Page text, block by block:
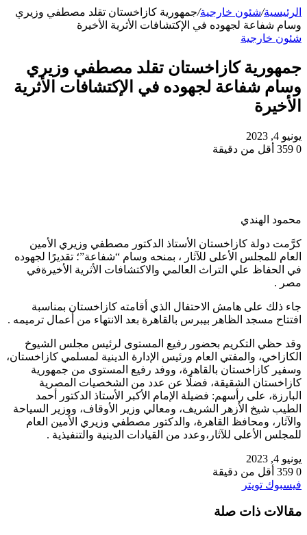
الرئيسية/شئون خارجية/جمهورية كازاخستان تقلد مصطفي وزيري
وسام شفاعة لجهوده في الإكتشافات الأثرية الأخيرة
شئون خارجية
جمهورية كازاخستان تقلد مصطفي وزيري
وسام شفاعة لجهوده في الإكتشافات الأثرية
الأخيرة
يونيو 4, 2023
0
أقل من دقيقة
محمود الهندي
كرَّمت دولة كازاخستان الأستاذ الدكتور مصطفي وزيري الأمين
العام للمجلس الأعلى للآثار ، بمنحه وسام “شفاعة”؛ تقديرًا لجهوده
في الحفاظ علي التراث العالمي والاكتشافات الأثرية الأخيرةفي
مصر .
جاء ذلك على هامش الاحتفال الذي أقامته كازاخستان بمناسبة
افتتاح مسجد الظاهر بيبرس بالقاهرة بعد الانتهاء من أعمال ترميمه .
وقد حظي التكريم بحضور رفيع المستوى لرئيس مجلس الشيوخ
الكازاخي، والمفتي العام ورئيس الإدارة الدينية لمسلمي كازاخستان،
وسفير كازاخستان بالقاهرة، ووفد رفيع المستوى من جمهورية
كازاخستان الشقيقة، فضلًا عن عدد من الشخصيات المصرية
البارزة، على رأسهم: فضيلة الإمام الأكبر الأستاذ الدكتور أحمد
الطيب شيخ الأزهر الشريف، ومعالي وزير الأوقاف، ووزير السياحة
والآثار، ومحافظ القاهرة، والدكتور مصطفي وزيري الأمين العام
للمجلس الأعلى للآثار،وعدد من القيادات الدينية والتنفيذية .
يونيو 4, 2023
0
أقل من دقيقة
فيسبوك تويتر
البريد
مقالات ذات صلة